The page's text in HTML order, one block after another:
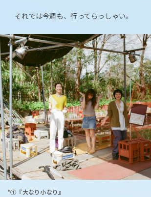
それでは今週も、行ってらっしゃい。
*①『大なり小なり』